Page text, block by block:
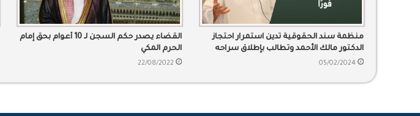
منظمة سند الحقوقية تدين استمرار احتجاز
الدكتور مالك الأحمد وتطالب بإطلاق سراحه
فورًا05/02/2024
القضاء يصدر حكم السجن لـ 10 أعوام بحق إمام
الحرم المكي
22/08/2022